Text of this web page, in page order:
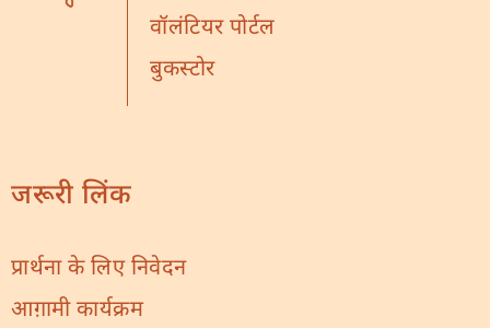
वॉलंटियर पोर्टल
बुकस्टोर
जरूरी लिंक
प्रार्थना के लिए निवेदन
आग़ामी कार्यक्रम